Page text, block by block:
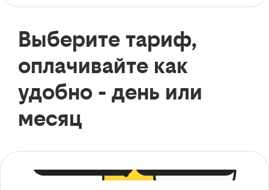
Выберите тариф,
оплачивайте как
удобно - день или
месяц